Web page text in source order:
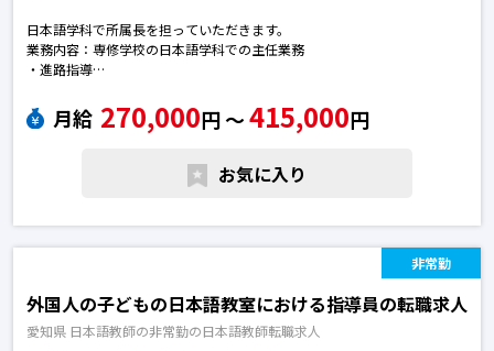
日本語学科で所属長を担っていただきます。
業務内容：専修学校の日本語学科での主任業務
・進路指導
講師採用及び育成
講師に対する研修及び指導（新任育成）
授業（講師業務）日本語教師の転職求人
月給 270,000円 〜415,000円
お気に入り
非常勤
外国人の子どもの日本語教室における指導員の転職求人
愛知県 日本語教師の非常勤の日本語教師転職求人